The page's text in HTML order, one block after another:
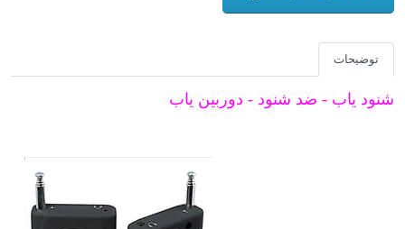
توضیحات
شنود ياب - ضد شنود - دوربين ياب